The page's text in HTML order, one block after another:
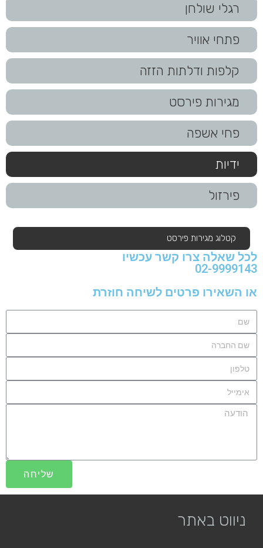
רגלי שולחן
פתחי אוויר
קלפות ודלתות הזזה
מגירות פירסט
פחי אשפה
ידיות
פירזול
קטלוג מגירות פירסט
לכל שאלה צרו קשר עכשיו
02-9999143
או השאירו פרטים לשיחה חוזרת
שליחה
ניווט באתר